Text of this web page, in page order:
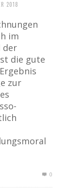
2018
im
der
die gute
zur
0